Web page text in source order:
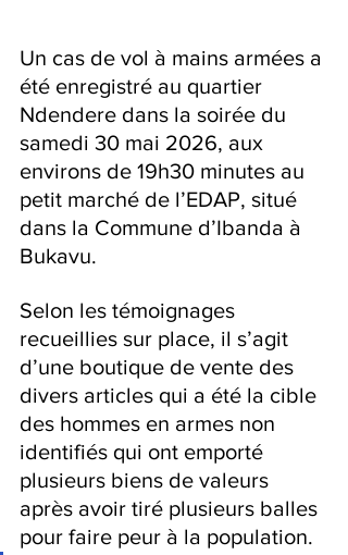
Un cas de vol à mains armées a
été enregistré au quartier
Ndendere dans la soirée du
samedi 30 mai 2026, aux
environs de 19h30 minutes au
petit marché de l’EDAP, situé
dans la Commune d’Ibanda à
Bukavu.
Selon les témoignages
recueillies sur place, il s’agit
d’une boutique de vente des
divers articles qui a été la cible
des hommes en armes non
identifiés qui ont emporté
plusieurs biens de valeurs
après avoir tiré plusieurs balles
pour faire peur à la population.